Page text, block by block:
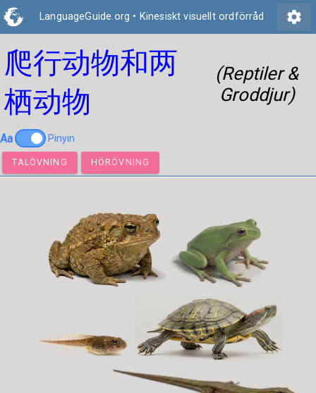
LanguageGuide.org • Kinesiskt visuellt ordförråd settings
爬行动物和两
栖动物
(Reptiler &
Groddjur)
Aa Pinyin